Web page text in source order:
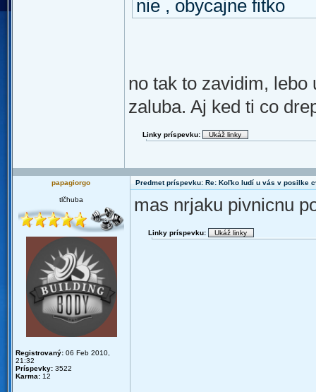
nie , obycajne fitko
no tak to zavidim, lebo
zaluba. Aj ked ti co
Linky príspevku:
papagiorgo Predmet príspevku: Re: Koľko ludí u vás v posilke
tlčhuba
Registrovaný: 06 Feb 2010,
21:32
Príspevky: 3522
Karma: 12
mas nrjaku pivnicnu
Linky príspevku: